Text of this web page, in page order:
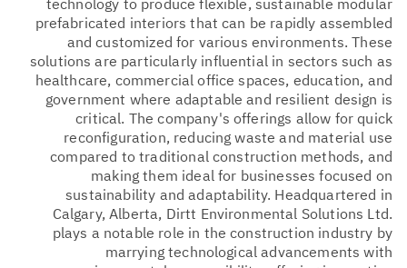
technology to produce flexible, sustainable modular
prefabricated interiors that can be rapidly assembled
and customized for various environments. These
solutions are particularly influential in sectors such as
healthcare, commercial office spaces, education, and
government where adaptable and resilient design is
critical. The company's offerings allow for quick
reconfiguration, reducing waste and material use
compared to traditional construction methods, and
making them ideal for businesses focused on
sustainability and adaptability. Headquartered in
Calgary, Alberta, Dirtt Environmental Solutions Ltd.
plays a notable role in the construction industry by
marrying technological advancements with